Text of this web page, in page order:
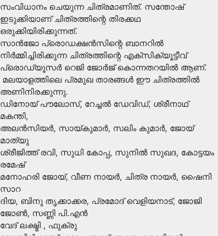
സംവിധാനം ചെയുന്ന ചിത്രമാണിത്. സന്തോഷ്
ഇടുക്കിയാണ് ചിത്രത്തിന്റെ തിരക്കഥ
ഒരുക്കിയിരിക്കുന്നത്.
​സാൻജോ പ്രൊഡക്ഷൻസിന്റെ ബാനറിൽ
നിർമ്മിച്ചിരിക്കുന്ന ചിത്രത്തിന്റെ എക്സിക്യൂട്ടീവ്
പ്രൊഡ്യൂസർ റെജി ജോർജ് കൊന്നതറയിൽ ആണ്.
​ മലയാളത്തിലെ പ്രമുഖ താരങ്ങൾ ഈ ചിത്രത്തിൽ
അണിനിരക്കുന്നു.
​ഡിനോയ് പൗലോസ്, റേച്ചൽ ഡേവിഡ്, ശ്രീനാഥ്
മകന്തി,
​അലൻസിയർ, സായ്കുമാർ, സലിം കുമാർ, ജോയ്
മാത്യു
​ശ്രീജിത്ത് രവി, സുധി കോപ്പ, സുനിൽ സുഖദ, കോട്ടയം
രമേഷ്
​മനോഹരി ജോയ്, വീണ നായർ, ചിത്ര നായർ, ഷൈനി
സാറ
​ദിയ, ബിനു തൃക്കാക്കര, പ്രമോദ് വെളിയനാട്, ജോജി
ജോൺ, സണ്ണി പി.എൻ
​വേദ് ലക്ഷ്മി , ഫുക്രു